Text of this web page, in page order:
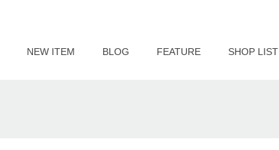
NEW ITEM BLOG FEATURE SHOP LIST